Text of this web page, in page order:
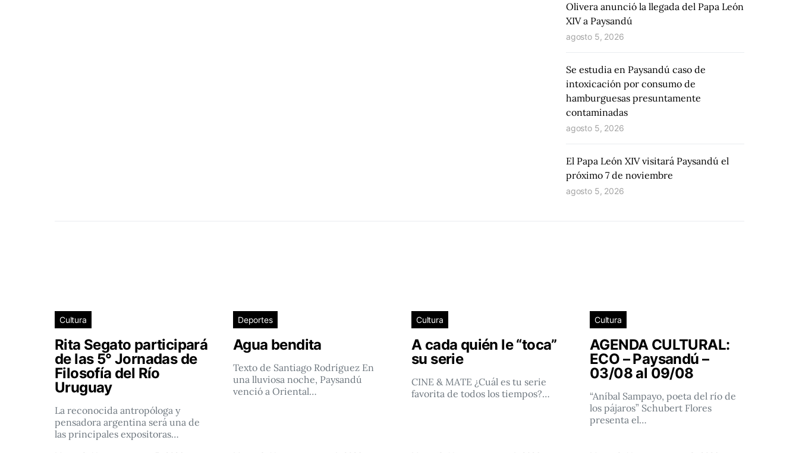
Olivera anunció la llegada del Papa León
XIV a Paysandú
agosto 5, 2026
Se estudia en Paysandú caso de
intoxicación por consumo de
hamburguesas presuntamente
contaminadas
agosto 5, 2026
El Papa León XIV visitará Paysandú el
próximo 7 de noviembre
agosto 5, 2026
Cultura
Rita Segato participará
de las 5° Jornadas de
Filosofía del Río
Uruguay
La reconocida antropóloga y
pensadora argentina será una de
las principales expositoras…
Deportes
Agua bendita
Texto de Santiago Rodríguez En
una lluviosa noche, Paysandú
venció a Oriental…
Cultura
A cada quién le “toca”
su serie
CINE & MATE ¿Cuál es tu serie
favorita de todos los tiempos?…
Cultura
AGENDA CULTURAL:
ECO – Paysandú –
03/08 al 09/08
“Aníbal Sampayo, poeta del río de
los pájaros” Schubert Flores
presenta el…